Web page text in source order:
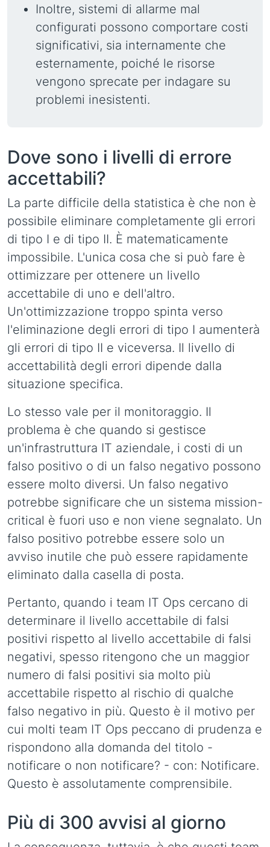
Inoltre, sistemi di allarme mal
configurati possono comportare costi
significativi, sia internamente che
esternamente, poiché le risorse
vengono sprecate per indagare su
problemi inesistenti.
Dove sono i livelli di errore
accettabili?
La parte difficile della statistica è che non è
possibile eliminare completamente gli errori
di tipo I e di tipo II. È matematicamente
impossibile. L'unica cosa che si può fare è
ottimizzare per ottenere un livello
accettabile di uno e dell'altro.
Un'ottimizzazione troppo spinta verso
l'eliminazione degli errori di tipo I aumenterà
gli errori di tipo II e viceversa. Il livello di
accettabilità degli errori dipende dalla
situazione specifica.
Lo stesso vale per il monitoraggio. Il
problema è che quando si gestisce
un'infrastruttura IT aziendale, i costi di un
falso positivo o di un falso negativo possono
essere molto diversi. Un falso negativo
potrebbe significare che un sistema mission-
critical è fuori uso e non viene segnalato. Un
falso positivo potrebbe essere solo un
avviso inutile che può essere rapidamente
eliminato dalla casella di posta.
Pertanto, quando i team IT Ops cercano di
determinare il livello accettabile di falsi
positivi rispetto al livello accettabile di falsi
negativi, spesso ritengono che un maggior
numero di falsi positivi sia molto più
accettabile rispetto al rischio di qualche
falso negativo in più. Questo è il motivo per
cui molti team IT Ops peccano di prudenza e
rispondono alla domanda del titolo -
notificare o non notificare? - con: Notificare.
Questo è assolutamente comprensibile.
Più di 300 avvisi al giorno